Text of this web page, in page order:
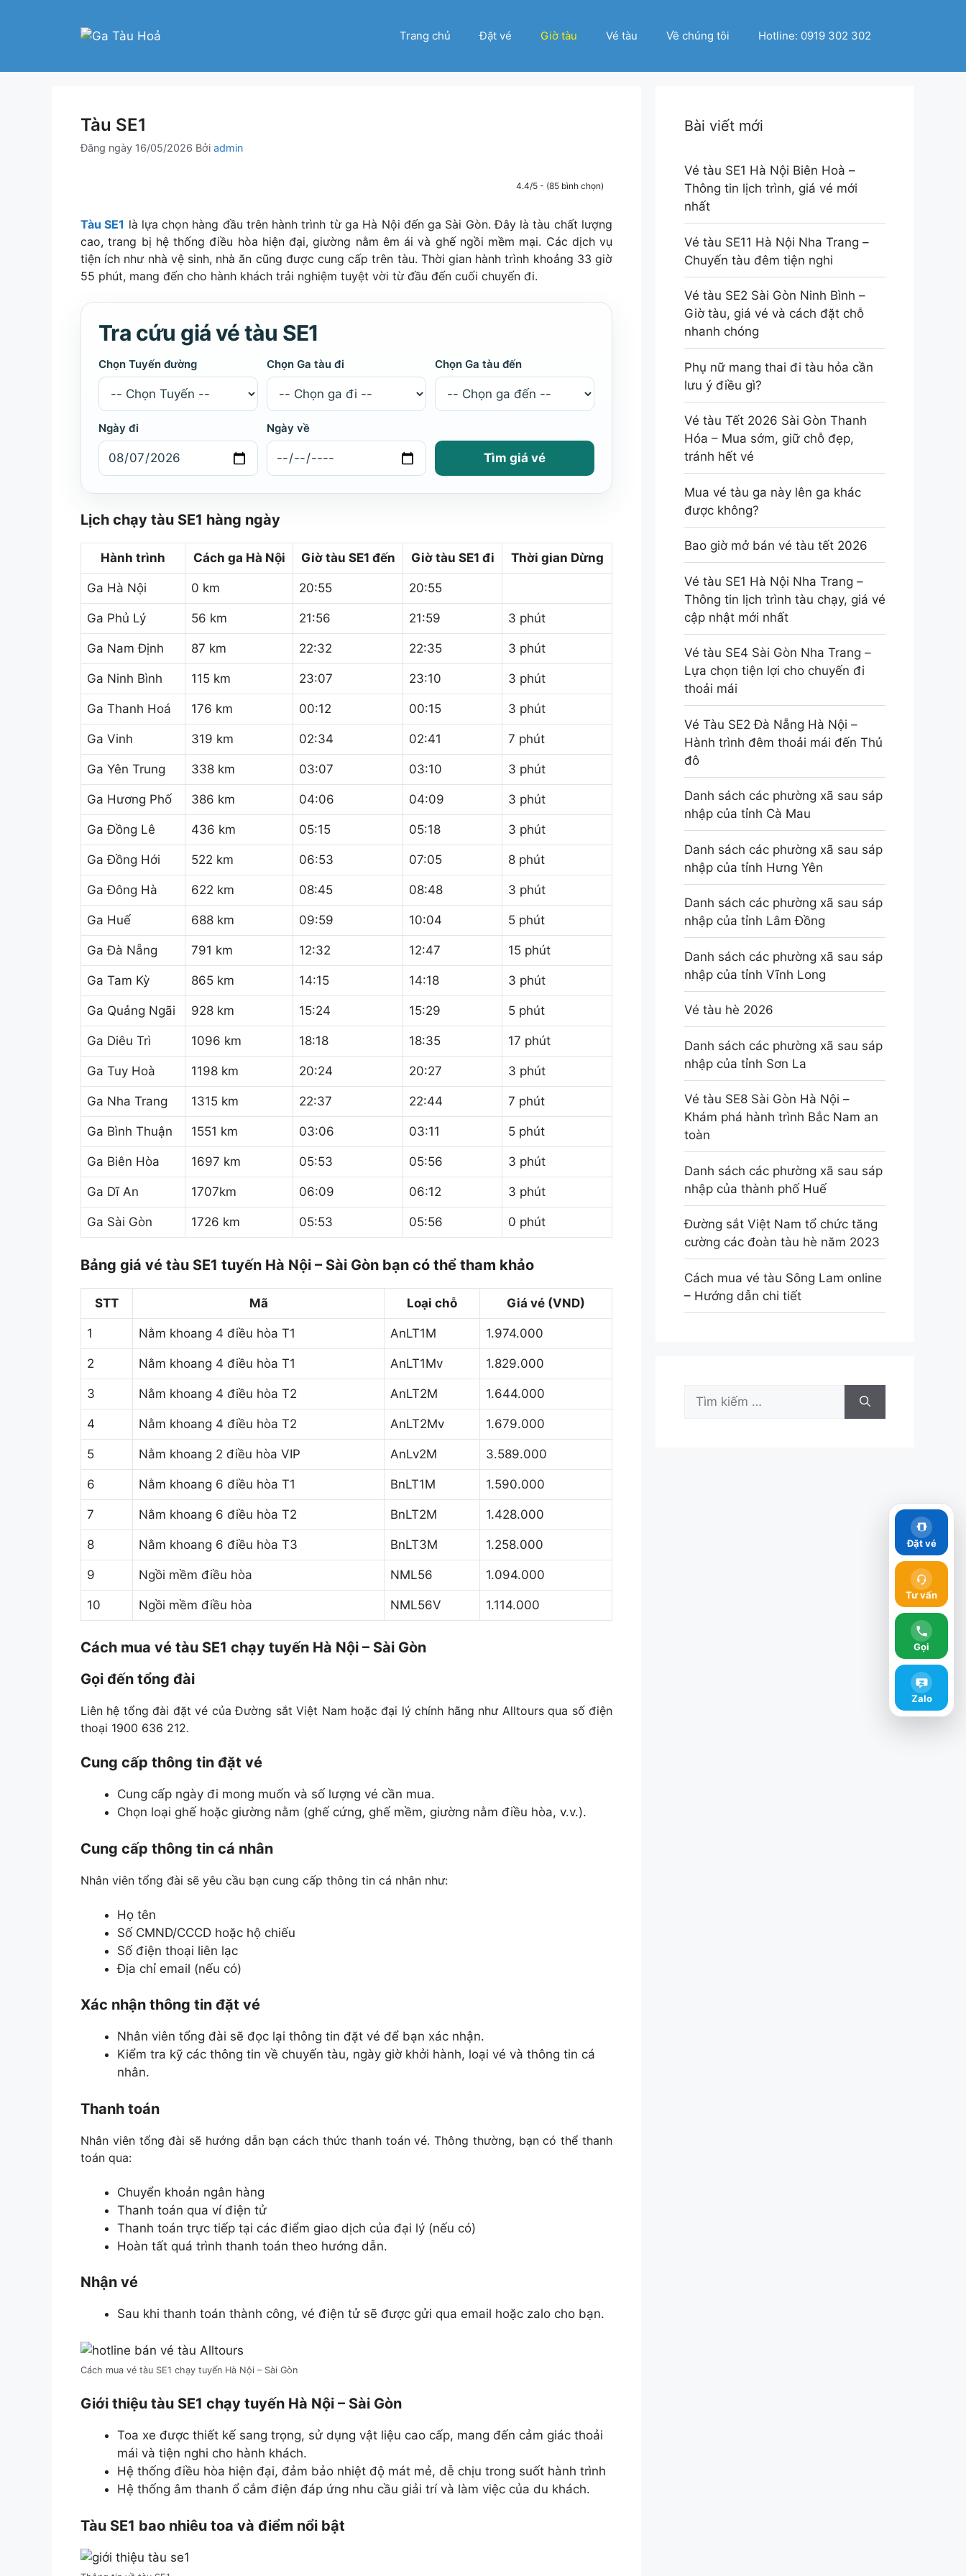
Trang chủ Đặt vé Giờ tàu Vé tàu Về chúng tôi Hotline: 0919 302 302
Tàu SE1
Đăng ngày 16/05/2026 Bởi admin
4.4/5 - (85 bình chọn)
Tàu SE1 là lựa chọn hàng đầu trên hành trình từ ga Hà Nội đến ga Sài Gòn. Đây là tàu chất lượng
cao, trang bị hệ thống điều hòa hiện đại, giường nằm êm ái và ghế ngồi mềm mại. Các dịch vụ
tiện ích như nhà vệ sinh, nhà ăn cũng được cung cấp trên tàu. Thời gian hành trình khoảng 33 giờ
55 phút, mang đến cho hành khách trải nghiệm tuyệt vời từ đầu đến cuối chuyến đi.
Tra cứu giá vé tàu SE1
Chọn Tuyến đường Chọn Ga tàu đi Chọn Ga tàu đến
Ngày đi Ngày về
Tìm giá vé
Lịch chạy tàu SE1 hàng ngày
Hành trình Cách ga Hà Nội Giờ tàu SE1 đến Giờ tàu SE1 đi Thời gian Dừng
Ga Hà Nội 0 km 20:55 20:55
Ga Phủ Lý 56 km 21:56 21:59 3 phút
Ga Nam Định 87 km 22:32 22:35 3 phút
Ga Ninh Bình 115 km 23:07 23:10 3 phút
Ga Thanh Hoá 176 km 00:12 00:15 3 phút
Ga Vinh 319 km 02:34 02:41 7 phút
Ga Yên Trung 338 km 03:07 03:10 3 phút
Ga Hương Phố 386 km 04:06 04:09 3 phút
Ga Đồng Lê 436 km 05:15 05:18 3 phút
Ga Đồng Hới 522 km 06:53 07:05 8 phút
Ga Đông Hà 622 km 08:45 08:48 3 phút
Ga Huế 688 km 09:59 10:04 5 phút
Ga Đà Nẵng 791 km 12:32 12:47 15 phút
Ga Tam Kỳ 865 km 14:15 14:18 3 phút
Ga Quảng Ngãi 928 km 15:24 15:29 5 phút
Ga Diêu Trì 1096 km 18:18 18:35 17 phút
Ga Tuy Hoà 1198 km 20:24 20:27 3 phút
Ga Nha Trang 1315 km 22:37 22:44 7 phút
Ga Bình Thuận 1551 km 03:06 03:11 5 phút
Ga Biên Hòa 1697 km 05:53 05:56 3 phút
Ga Dĩ An 1707km 06:09 06:12 3 phút
Ga Sài Gòn 1726 km 05:53 05:56 0 phút
Bảng giá vé tàu SE1 tuyến Hà Nội – Sài Gòn bạn có thể tham khảo
STT Mã Loại chỗ Giá vé (VND)
1 Nằm khoang 4 điều hòa T1 AnLT1M 1.974.000
2 Nằm khoang 4 điều hòa T1 AnLT1Mv 1.829.000
3 Nằm khoang 4 điều hòa T2 AnLT2M 1.644.000
4 Nằm khoang 4 điều hòa T2 AnLT2Mv 1.679.000
5 Nằm khoang 2 điều hòa VIP AnLv2M 3.589.000
6 Nằm khoang 6 điều hòa T1 BnLT1M 1.590.000
7 Nằm khoang 6 điều hòa T2 BnLT2M 1.428.000
8 Nằm khoang 6 điều hòa T3 BnLT3M 1.258.000
9 Ngồi mềm điều hòa NML56 1.094.000
10 Ngồi mềm điều hòa NML56V 1.114.000
Cách mua vé tàu SE1 chạy tuyến Hà Nội – Sài Gòn
Gọi đến tổng đài
Liên hệ tổng đài đặt vé của Đường sắt Việt Nam hoặc đại lý chính hãng như Alltours qua số điện
thoại 1900 636 212.
Cung cấp thông tin đặt vé
Cung cấp ngày đi mong muốn và số lượng vé cần mua.
Chọn loại ghế hoặc giường nằm (ghế cứng, ghế mềm, giường nằm điều hòa, v.v.).
Cung cấp thông tin cá nhân
Nhân viên tổng đài sẽ yêu cầu bạn cung cấp thông tin cá nhân như:
Họ tên
Số CMND/CCCD hoặc hộ chiếu
Số điện thoại liên lạc
Địa chỉ email (nếu có)
Xác nhận thông tin đặt vé
Nhân viên tổng đài sẽ đọc lại thông tin đặt vé để bạn xác nhận.
Kiểm tra kỹ các thông tin về chuyến tàu, ngày giờ khởi hành, loại vé và thông tin cá
nhân.
Thanh toán
Nhân viên tổng đài sẽ hướng dẫn bạn cách thức thanh toán vé. Thông thường, bạn có thể thanh
toán qua:
Chuyển khoản ngân hàng
Thanh toán qua ví điện tử
Thanh toán trực tiếp tại các điểm giao dịch của đại lý (nếu có)
Hoàn tất quá trình thanh toán theo hướng dẫn.
Nhận vé
Sau khi thanh toán thành công, vé điện tử sẽ được gửi qua email hoặc zalo cho bạn.
Cách mua vé tàu SE1 chạy tuyến Hà Nội – Sài Gòn
Giới thiệu tàu SE1 chạy tuyến Hà Nội – Sài Gòn
Toa xe được thiết kế sang trọng, sử dụng vật liệu cao cấp, mang đến cảm giác thoải
mái và tiện nghi cho hành khách.
Hệ thống điều hòa hiện đại, đảm bảo nhiệt độ mát mẻ, dễ chịu trong suốt hành trình
Hệ thống âm thanh ổ cắm điện đáp ứng nhu cầu giải trí và làm việc của du khách.
Tàu SE1 bao nhiêu toa và điểm nổi bật
Bài viết mới
Vé tàu SE1 Hà Nội Biên Hoà –
Thông tin lịch trình, giá vé mới
nhất
Vé tàu SE11 Hà Nội Nha Trang –
Chuyến tàu đêm tiện nghi
Vé tàu SE2 Sài Gòn Ninh Bình –
Giờ tàu, giá vé và cách đặt chỗ
nhanh chóng
Phụ nữ mang thai đi tàu hỏa cần
lưu ý điều gì?
Vé tàu Tết 2026 Sài Gòn Thanh
Hóa – Mua sớm, giữ chỗ đẹp,
tránh hết vé
Mua vé tàu ga này lên ga khác
được không?
Bao giờ mở bán vé tàu tết 2026
Vé tàu SE1 Hà Nội Nha Trang –
Thông tin lịch trình tàu chạy, giá vé
cập nhật mới nhất
Vé tàu SE4 Sài Gòn Nha Trang –
Lựa chọn tiện lợi cho chuyến đi
thoải mái
Vé Tàu SE2 Đà Nẵng Hà Nội –
Hành trình đêm thoải mái đến Thủ
đô
Danh sách các phường xã sau sáp
nhập của tỉnh Cà Mau
Danh sách các phường xã sau sáp
nhập của tỉnh Hưng Yên
Danh sách các phường xã sau sáp
nhập của tỉnh Lâm Đồng
Danh sách các phường xã sau sáp
nhập của tỉnh Vĩnh Long
Vé tàu hè 2026
Danh sách các phường xã sau sáp
nhập của tỉnh Sơn La
Vé tàu SE8 Sài Gòn Hà Nội –
Khám phá hành trình Bắc Nam an
toàn
Danh sách các phường xã sau sáp
nhập của thành phố Huế
Đường sắt Việt Nam tổ chức tăng
cường các đoàn tàu hè năm 2023
Cách mua vé tàu Sông Lam online
– Hướng dẫn chi tiết
Tìm
kiếm
Đặt vé
Tư vấn
Gọi
Zalo